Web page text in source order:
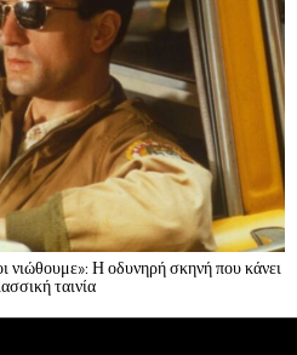
νιώθουμε»: Η οδυνηρή σκηνή που κάνει
ταινία